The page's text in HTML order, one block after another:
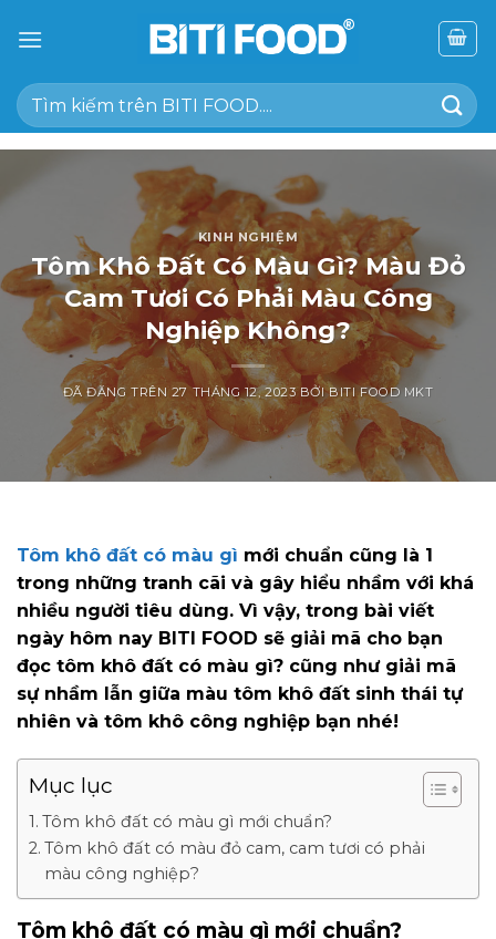
đến
dung
Tìm
kiếm:
KINH NGHIỆM
Tôm Khô Đất Có Màu Gì? Màu Đỏ
Cam Tươi Có Phải Màu Công
Nghiệp Không?
ĐÃ ĐĂNG TRÊN 27 THÁNG 12, 2023 BỞIBITI FOOD MKT
Tôm khô đất có màu gì mới chuẩn cũng là 1
trong những tranh cãi và gây hiểu nhầm với khá
nhiều người tiêu dùng. Vì vậy, trong bài viết
ngày hôm nay BITI FOOD sẽ giải mã cho bạn
đọc tôm khô đất có màu gì? cũng như giải mã
sự nhầm lẫn giữa màu tôm khô đất sinh thái tự
nhiên và tôm khô công nghiệp bạn nhé!
Mục lục
Tôm khô đất có màu gì mới chuẩn?
Tôm khô đất có màu đỏ cam, cam tươi có phải
màu công nghiệp?
Tôm khô đất có màu gì mới chuẩn?